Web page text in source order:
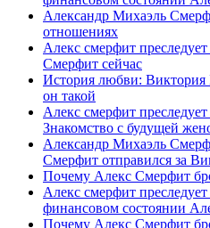
Александр Михаэль
отношениях
Алекс смерфит
Смерфит сейчас
История любви:
он такой
Алекс смерфит
Знакомство с будущей
Александр Михаэль
Смерфит отправился за
Почему Алекс Смерфит
Алекс смерфит
финансовом состоянии
Почему Алекс Смерфит